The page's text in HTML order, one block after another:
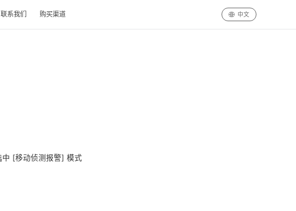
联系我们 购买渠道 中文
[移动侦测报警] 模式